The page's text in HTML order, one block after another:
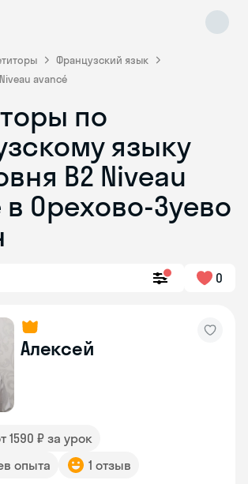
Французский язык
Niveau avancé
по
языку
B2 Niveau
Орехово-Зуево
0
Алексей
1590 ₽ за урок
опыта
1 отзыв